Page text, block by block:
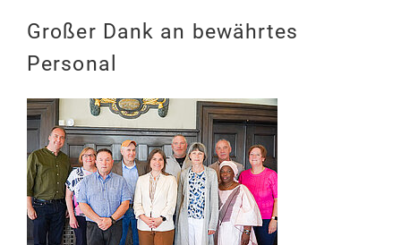
Großer Dank an bewährtes
Personal